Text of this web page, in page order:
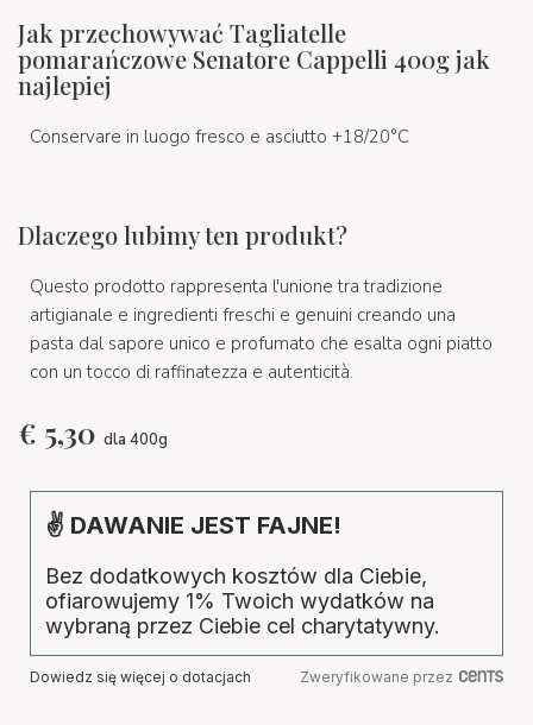
Jak przechowywać Tagliatelle
pomarańczowe Senatore Cappelli 400g jak
najlepiej
Conservare in luogo fresco e asciutto +18/20°C
Dlaczego lubimy ten produkt?
Questo prodotto rappresenta l'unione tra tradizione
artigianale e ingredienti freschi e genuini creando una
pasta dal sapore unico e profumato che esalta ogni piatto
con un tocco di raffinatezza e autenticità.
€ 5,30 dla 400g
✌ DAWANIE JEST FAJNE!
Bez dodatkowych kosztów dla Ciebie,
ofiarowujemy 1% Twoich wydatków na
wybraną przez Ciebie cel charytatywny.
Dowiedz się więcej o dotacjach Zweryfikowane przez